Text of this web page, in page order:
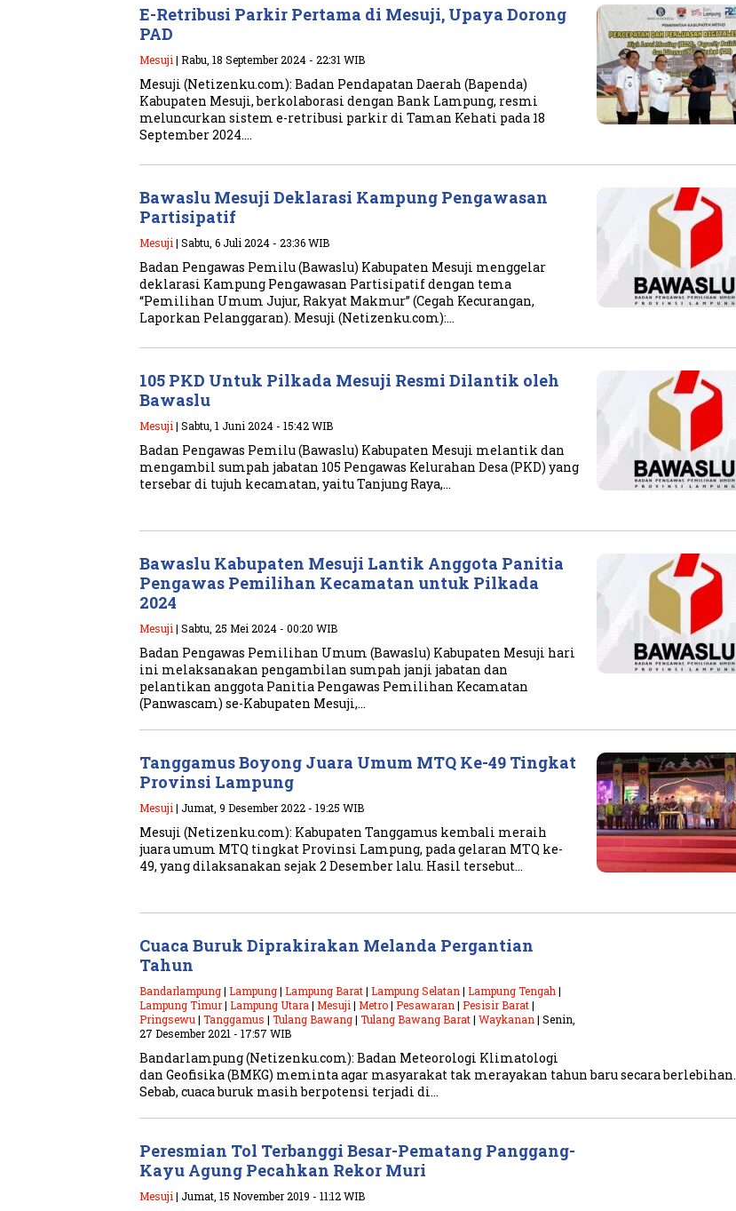
E-Retribusi Parkir Pertama di Mesuji, Upaya Dorong
PAD
Mesuji | Rabu, 18 September 2024 - 22:31 WIB
Mesuji (Netizenku.com): Badan Pendapatan Daerah (Bapenda)
Kabupaten Mesuji, berkolaborasi dengan Bank Lampung, resmi
meluncurkan sistem e-retribusi parkir di Taman Kehati pada 18
September 2024….
Bawaslu Mesuji Deklarasi Kampung Pengawasan
Partisipatif
Mesuji | Sabtu, 6 Juli 2024 - 23:36 WIB
Badan Pengawas Pemilu (Bawaslu) Kabupaten Mesuji menggelar
deklarasi Kampung Pengawasan Partisipatif dengan tema
“Pemilihan Umum Jujur, Rakyat Makmur” (Cegah Kecurangan,
Laporkan Pelanggaran). Mesuji (Netizenku.com):…
105 PKD Untuk Pilkada Mesuji Resmi Dilantik oleh
Bawaslu
Mesuji | Sabtu, 1 Juni 2024 - 15:42 WIB
Badan Pengawas Pemilu (Bawaslu) Kabupaten Mesuji melantik dan
mengambil sumpah jabatan 105 Pengawas Kelurahan Desa (PKD) yang
tersebar di tujuh kecamatan, yaitu Tanjung Raya,…
Bawaslu Kabupaten Mesuji Lantik Anggota Panitia
Pengawas Pemilihan Kecamatan untuk Pilkada
2024
Mesuji | Sabtu, 25 Mei 2024 - 00:20 WIB
Badan Pengawas Pemilihan Umum (Bawaslu) Kabupaten Mesuji hari
ini melaksanakan pengambilan sumpah janji jabatan dan
pelantikan anggota Panitia Pengawas Pemilihan Kecamatan
(Panwascam) se-Kabupaten Mesuji,…
Tanggamus Boyong Juara Umum MTQ Ke-49 Tingkat
Provinsi Lampung
Mesuji | Jumat, 9 Desember 2022 - 19:25 WIB
Mesuji (Netizenku.com): Kabupaten Tanggamus kembali meraih
juara umum MTQ tingkat Provinsi Lampung, pada gelaran MTQ ke-
49, yang dilaksanakan sejak 2 Desember lalu. Hasil tersebut…
Cuaca Buruk Diprakirakan Melanda Pergantian
Tahun
Bandarlampung| Lampung| Lampung Barat| Lampung Selatan | Lampung Tengah |
Lampung Timur| Lampung Utara | Mesuji | Metro| Pesawaran | Pesisir Barat|
Pringsewu | Tanggamus | Tulang Bawang| Tulang Bawang Barat| Waykanan | Senin,
27 Desember 2021 - 17:57 WIB
Bandarlampung (Netizenku.com): Badan Meteorologi Klimatologi
dan Geofisika (BMKG) meminta agar masyarakat tak merayakan tahun baru secara berlebihan.
Sebab, cuaca buruk masih berpotensi terjadi di…
Peresmian Tol Terbanggi Besar-Pematang Panggang-
Kayu Agung Pecahkan Rekor Muri
Mesuji | Jumat, 15 November 2019 - 11:12 WIB